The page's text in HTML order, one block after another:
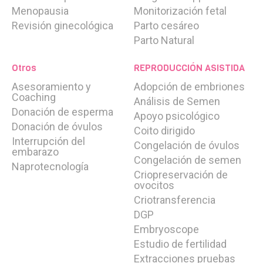
Tu Embarazo
OPCIÓNEVA Plan personalizado EVA. Tú eliges la mejor
Técnicas
MACS
ICSI – Microinyección espermática
PICSI - ICSI fisiológico
Cultivo de embriones hasta blastocisto
Transferencia de embriones
Vitrificación de embriones
Programa Donación de Óvulos
Estudio integral de fertilidad femenina
Estudio de fertilidad masculina
Test de Compatibilidad Genética
Menopausia
Revisión ginecológica
Monitorización fetal
Parto cesáreo
Parto Natural
Otros
Asesoramiento y
Coaching
Donación de esperma
Donación de óvulos
Interrupción del
embarazo
Naprotecnología
REPRODUCCIÓN ASISTIDA
Adopción de embriones
Análisis de Semen
Apoyo psicológico
Coito dirigido
Congelación de óvulos
Congelación de semen
Criopreservación de
ovocitos
Criotransferencia
DGP
Embryoscope
Estudio de fertilidad
Extracciones pruebas